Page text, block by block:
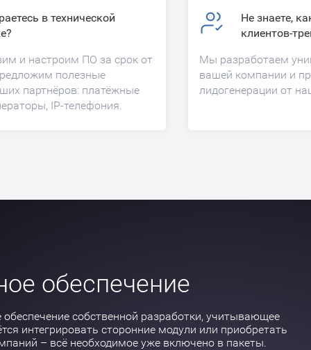
в технической
и настроим ПО за срок от
полезные
партнёров: платёжные
IP-телефония.
Не знаете,
клиентов-
Мы разработаем
вашей компании и
лидогенерации от
обеспечение
собственной разработки, учитывающее
интегрировать сторонние модули или приобретать
– всё необходимое уже включено в пакеты.